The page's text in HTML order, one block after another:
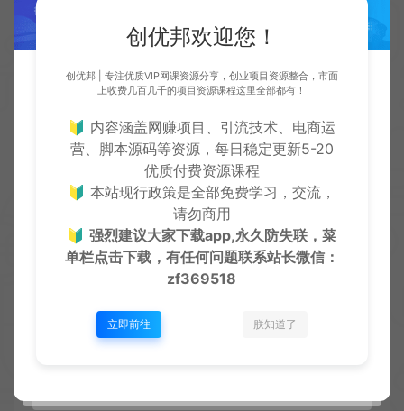
▼▼▼▼▼▼▼▼
广告：
开通卡密分站，自用成本更低，后台可设置销售价
格，分享你的推广海报出去，有人在网站消费了，你
赚差价，下级升级赚开通费，自用赚钱两不误
▼▼▼▼▼▼▼▼
详细了解：虚拟资源项目百宝箱分站月入过万（附下
创优邦欢迎您！
创优邦 | 专注优质VIP网课资源分享，创业项目资源整合，市面
上收费几百几千的项目资源课程这里全部都有！
🔰 内容涵盖网赚项目、引流技术、电商运
营、脚本源码等资源，每日稳定更新5-20
优质付费资源课程
🔰 本站现行政策是全部免费学习，交流，
请勿商用
🔰强烈建议大家下载app,永久防失联，菜
单栏点击下载，有任何问题联系站长微信：
zf369518
立即前往 朕知道了